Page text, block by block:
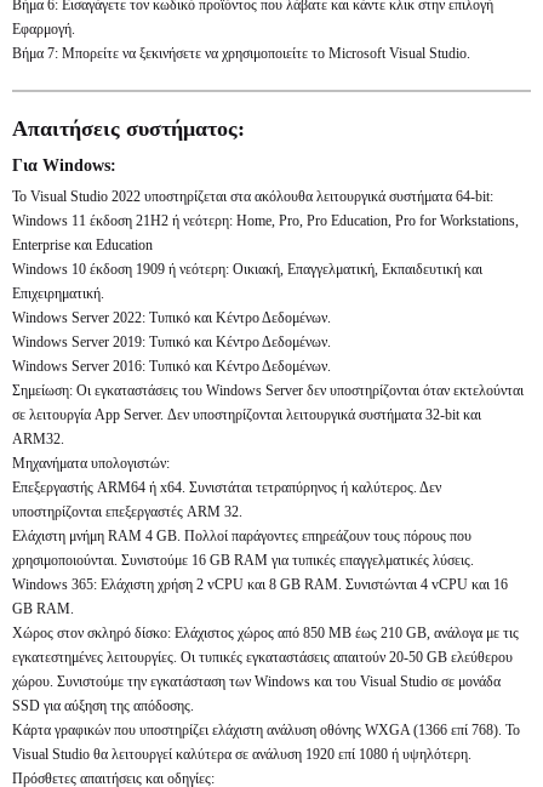
Βήμα 6: Εισαγάγετε τον κωδικό προϊόντος που λάβατε και κάντε κλικ στην επιλογή
Εφαρμογή.
Βήμα 7: Μπορείτε να ξεκινήσετε να χρησιμοποιείτε το Microsoft Visual Studio.
Απαιτήσεις συστήματος:
Για Windows:
Το Visual Studio 2022 υποστηρίζεται στα ακόλουθα λειτουργικά συστήματα 64-bit:
Windows 11 έκδοση 21H2 ή νεότερη: Home, Pro, Pro Education, Pro for Workstations,
Enterprise και Education
Windows 10 έκδοση 1909 ή νεότερη: Οικιακή, Επαγγελματική, Εκπαιδευτική και
Επιχειρηματική.
Windows Server 2022: Τυπικό και Κέντρο Δεδομένων.
Windows Server 2019: Τυπικό και Κέντρο Δεδομένων.
Windows Server 2016: Τυπικό και Κέντρο Δεδομένων.
Σημείωση: Οι εγκαταστάσεις του Windows Server δεν υποστηρίζονται όταν εκτελούνται
σε λειτουργία App Server. Δεν υποστηρίζονται λειτουργικά συστήματα 32-bit και
ARM32.
Μηχανήματα υπολογιστών:
Επεξεργαστής ARM64 ή x64. Συνιστάται τετραπύρηνος ή καλύτερος. Δεν
υποστηρίζονται επεξεργαστές ARM 32.
Ελάχιστη μνήμη RAM 4 GB. Πολλοί παράγοντες επηρεάζουν τους πόρους που
χρησιμοποιούνται. Συνιστούμε 16 GB RAM για τυπικές επαγγελματικές λύσεις.
Windows 365: Ελάχιστη χρήση 2 vCPU και 8 GB RAM. Συνιστώνται 4 vCPU και 16
GB RAM.
Χώρος στον σκληρό δίσκο: Ελάχιστος χώρος από 850 MB έως 210 GB, ανάλογα με τις
εγκατεστημένες λειτουργίες. Οι τυπικές εγκαταστάσεις απαιτούν 20-50 GB ελεύθερου
χώρου. Συνιστούμε την εγκατάσταση των Windows και του Visual Studio σε μονάδα
SSD για αύξηση της απόδοσης.
Κάρτα γραφικών που υποστηρίζει ελάχιστη ανάλυση οθόνης WXGA (1366 επί 768). Το
Visual Studio θα λειτουργεί καλύτερα σε ανάλυση 1920 επί 1080 ή υψηλότερη.
Πρόσθετες απαιτήσεις και οδηγίες: